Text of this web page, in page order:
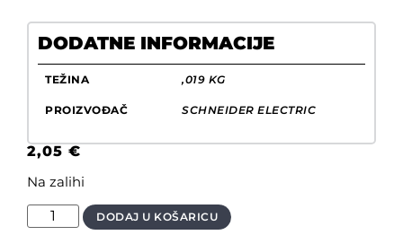
DODATNE INFORMACIJE
TEŽINA ,019 KG
PROIZVOĐAČ SCHNEIDER ELECTRIC
2,05 €
Na zalihi
DODAJ U KOŠARICU